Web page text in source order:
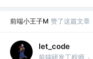
前端小王子M 赞了这篇文章
let_code
前端研发工程师 ·